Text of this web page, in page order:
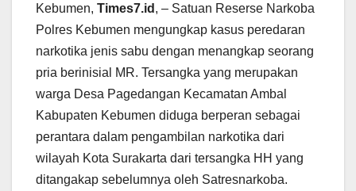
Kebumen, Times7.id , – Satuan Reserse Narkoba
Polres Kebumen mengungkap kasus peredaran
narkotika jenis sabu dengan menangkap seorang
pria berinisial MR. Tersangka yang merupakan
warga Desa Pagedangan Kecamatan Ambal
Kabupaten Kebumen diduga berperan sebagai
perantara dalam pengambilan narkotika dari
wilayah Kota Surakarta dari tersangka HH yang
ditangakap sebelumnya oleh Satresnarkoba.